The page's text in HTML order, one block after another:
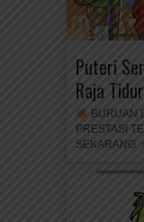
Puteri
Raja Tidur
BURUAN
PRESTASI
SEKARANG